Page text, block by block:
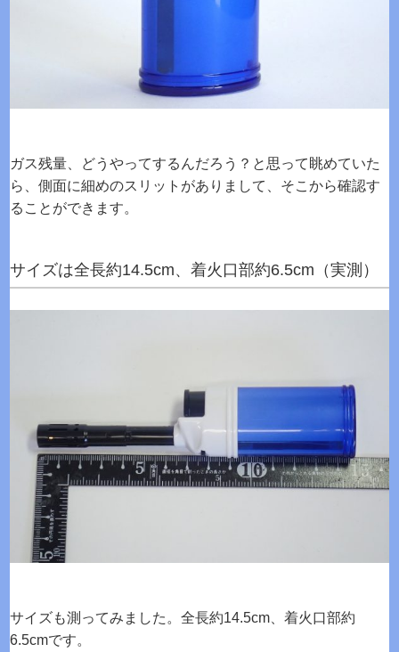
ガス残量、どうやってするんだろう？と思って眺めていた
ら、側面に細めのスリットがありまして、そこから確認す
ることができます。
サイズは全長約14.5cm、着火口部約6.5cm（実測）
サイズも測ってみました。全長約14.5cm、着火口部約
6.5cmです。